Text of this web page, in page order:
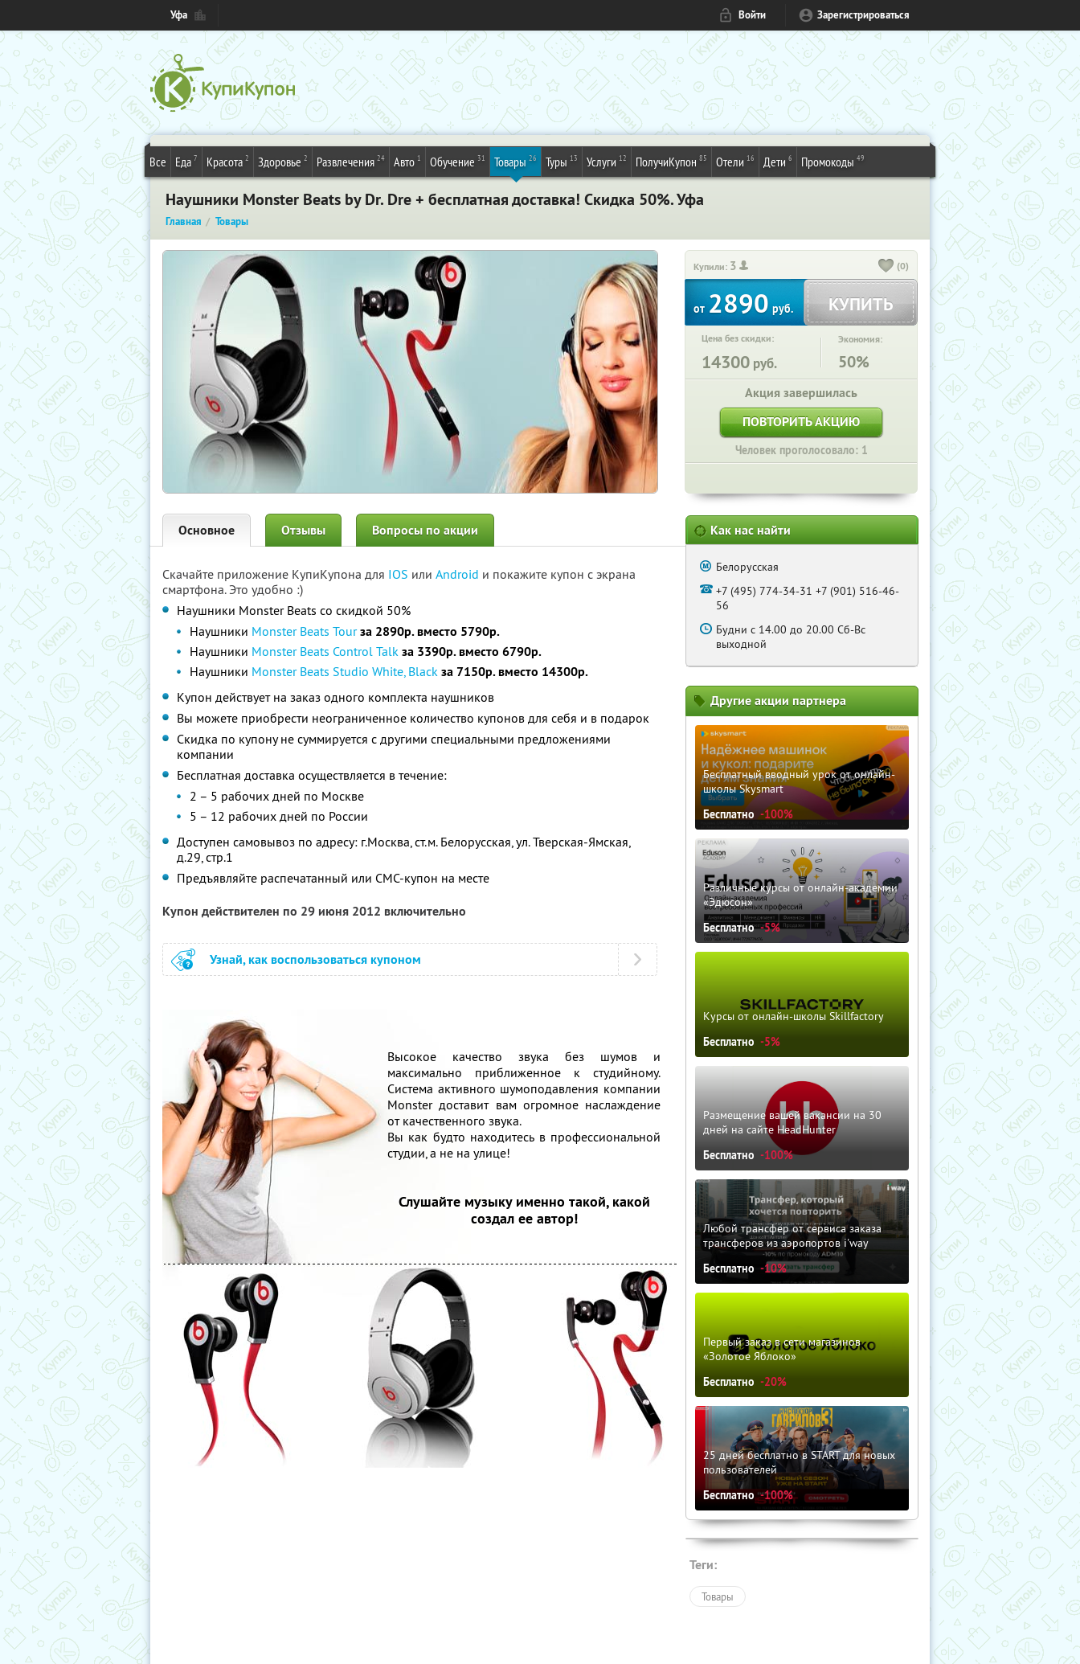
Уфа Войти Зарегистрироваться
Все Еда 7 Красота 2 Здоровье 2 Развлечения 24 Авто 1 Обучение 31 Товары 26 Туры 13 Услуги 12 ПолучиКупон 85 Отели 16 Дети 6 Промокоды 49
Наушники Monster Beats by Dr. Dre + бесплатная доставка! Скидка 50%. Уфа
Главная Товары
Купили: 3 (0)
от 2890 руб. КУПИТЬ
Цена без скидки:
14300 руб.
Экономия:
50%
Акция завершилась
ПОВТОРИТЬ АКЦИЮ
Человек проголосовало: 1
Основное Отзывы Вопросы по акции
Скачайте приложение КупиКупона для IOS или Android и покажите купон с экрана
смартфона. Это удобно :)
Наушники Monster Beats со скидкой 50%
Наушники Monster Beats Tour за 2890р. вместо 5790р.
Наушники Monster Beats Control Talk за 3390р. вместо 6790р.
Наушники Monster Beats Studio White, Black за 7150р. вместо 14300р.
Купон действует на заказ одного комплекта наушников
Вы можете приобрести неограниченное количество купонов для себя и в подарок
Скидка по купону не суммируется с другими специальными предложениями
компании
Бесплатная доставка осуществляется в течение:
2 – 5 рабочих дней по Москве
5 – 12 рабочих дней по России
Доступен самовывоз по адресу: г.Москва, ст.м. Белорусская, ул. Тверская-Ямская,
д.29, стр.1
Предъявляйте распечатанный или СМС-купон на месте
Купон действителен по 29 июня 2012 включительно
Узнай, как воспользоваться купоном
Высокое качество звука без шумов и
максимально приближенное к студийному.
Система активного шумоподавления компании
Monster доставит вам огромное наслаждение
от качественного звука.
Вы как будто находитесь в профессиональной
студии, а не на улице!
Слушайте музыку именно такой, какой
создал ее автор!
Как нас найти
Белорусская
+7 (495) 774-34-31 +7 (901) 516-46-
56
Будни с 14.00 до 20.00 Cб-Bс
выходной
Другие акции партнера
Бесплатный вводный урок от онлайн-
школы Skysmart
Бесплатно -100%
Различные курсы от онлайн-академии
«Эдюсон»
Бесплатно -5%
Курсы от онлайн-школы Skillfactory
Бесплатно -5%
Размещение вашей вакансии на 30
дней на сайте HeadHunter
Бесплатно -100%
Любой трансфер от сервиса заказа
трансферов из аэропортов i'way
Бесплатно -10%
Первый заказ в сети магазинов
«Золотое Яблоко»
Бесплатно -20%
25 дней бесплатно в START для новых
пользователей
Бесплатно -100%
Теги:
Товары